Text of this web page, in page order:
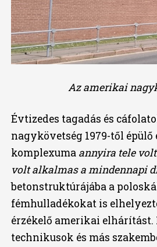
Az amerikai
Évtizedes tagadás és
nagykövetség 1979-től
komplexuma annyira tele
volt alkalmas a mindennapi
betonstruktúrájába a
fémhulladékokat is
érzékelő amerikai elhárítást.
technikusok és más